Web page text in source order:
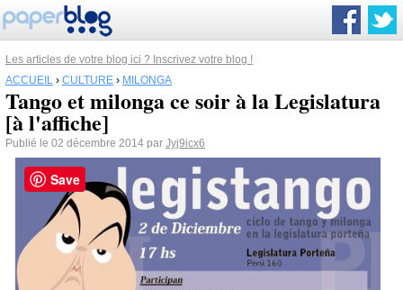
Les articles de votre blog ici ? Inscrivez votre blog !
ACCUEIL › CULTURE › MILONGA
Tango et milonga ce soir à la Legislatura
[à l'affiche]
Publié le 02 décembre 2014 par Jyj9icx6
Save